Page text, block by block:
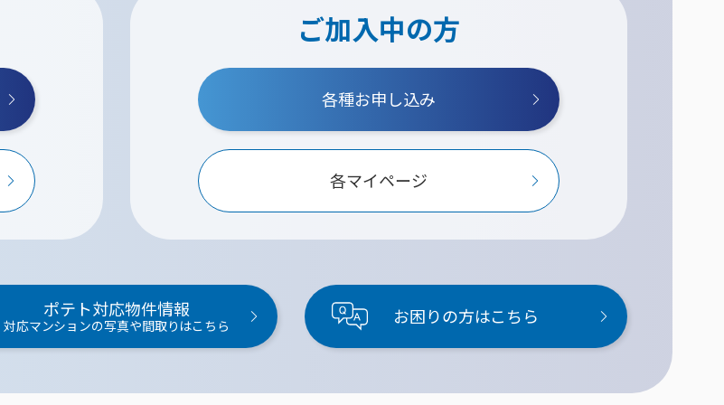
ご加入中の方
各種お申し込み
各マイページ
ポテト対応物件情報
対応マンションの写真や間取りはこちら お困りの方はこちら